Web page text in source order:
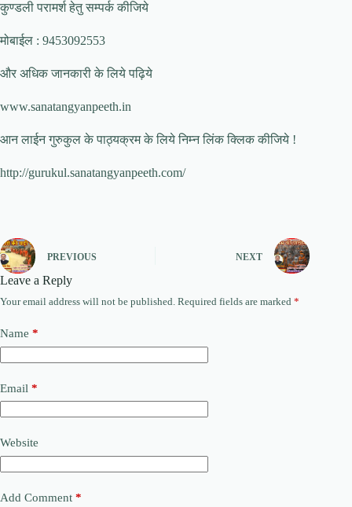
कुण्डली परामर्श हेतु सम्पर्क कीजिये
मोबाईल : 9453092553
और अधिक जानकारी के लिये पढ़िये
www.sanatangyanpeeth.in
आन लाईन गुरुकुल के पाठ्यक्रम के लिये निम्न लिंक क्लिक कीजिये !
http://gurukul.sanatangyanpeeth.com/
PREVIOUS NEXT
Leave a Reply
Your email address will not be published. Required fields are marked *
Name *
Email *
Website
Add Comment *